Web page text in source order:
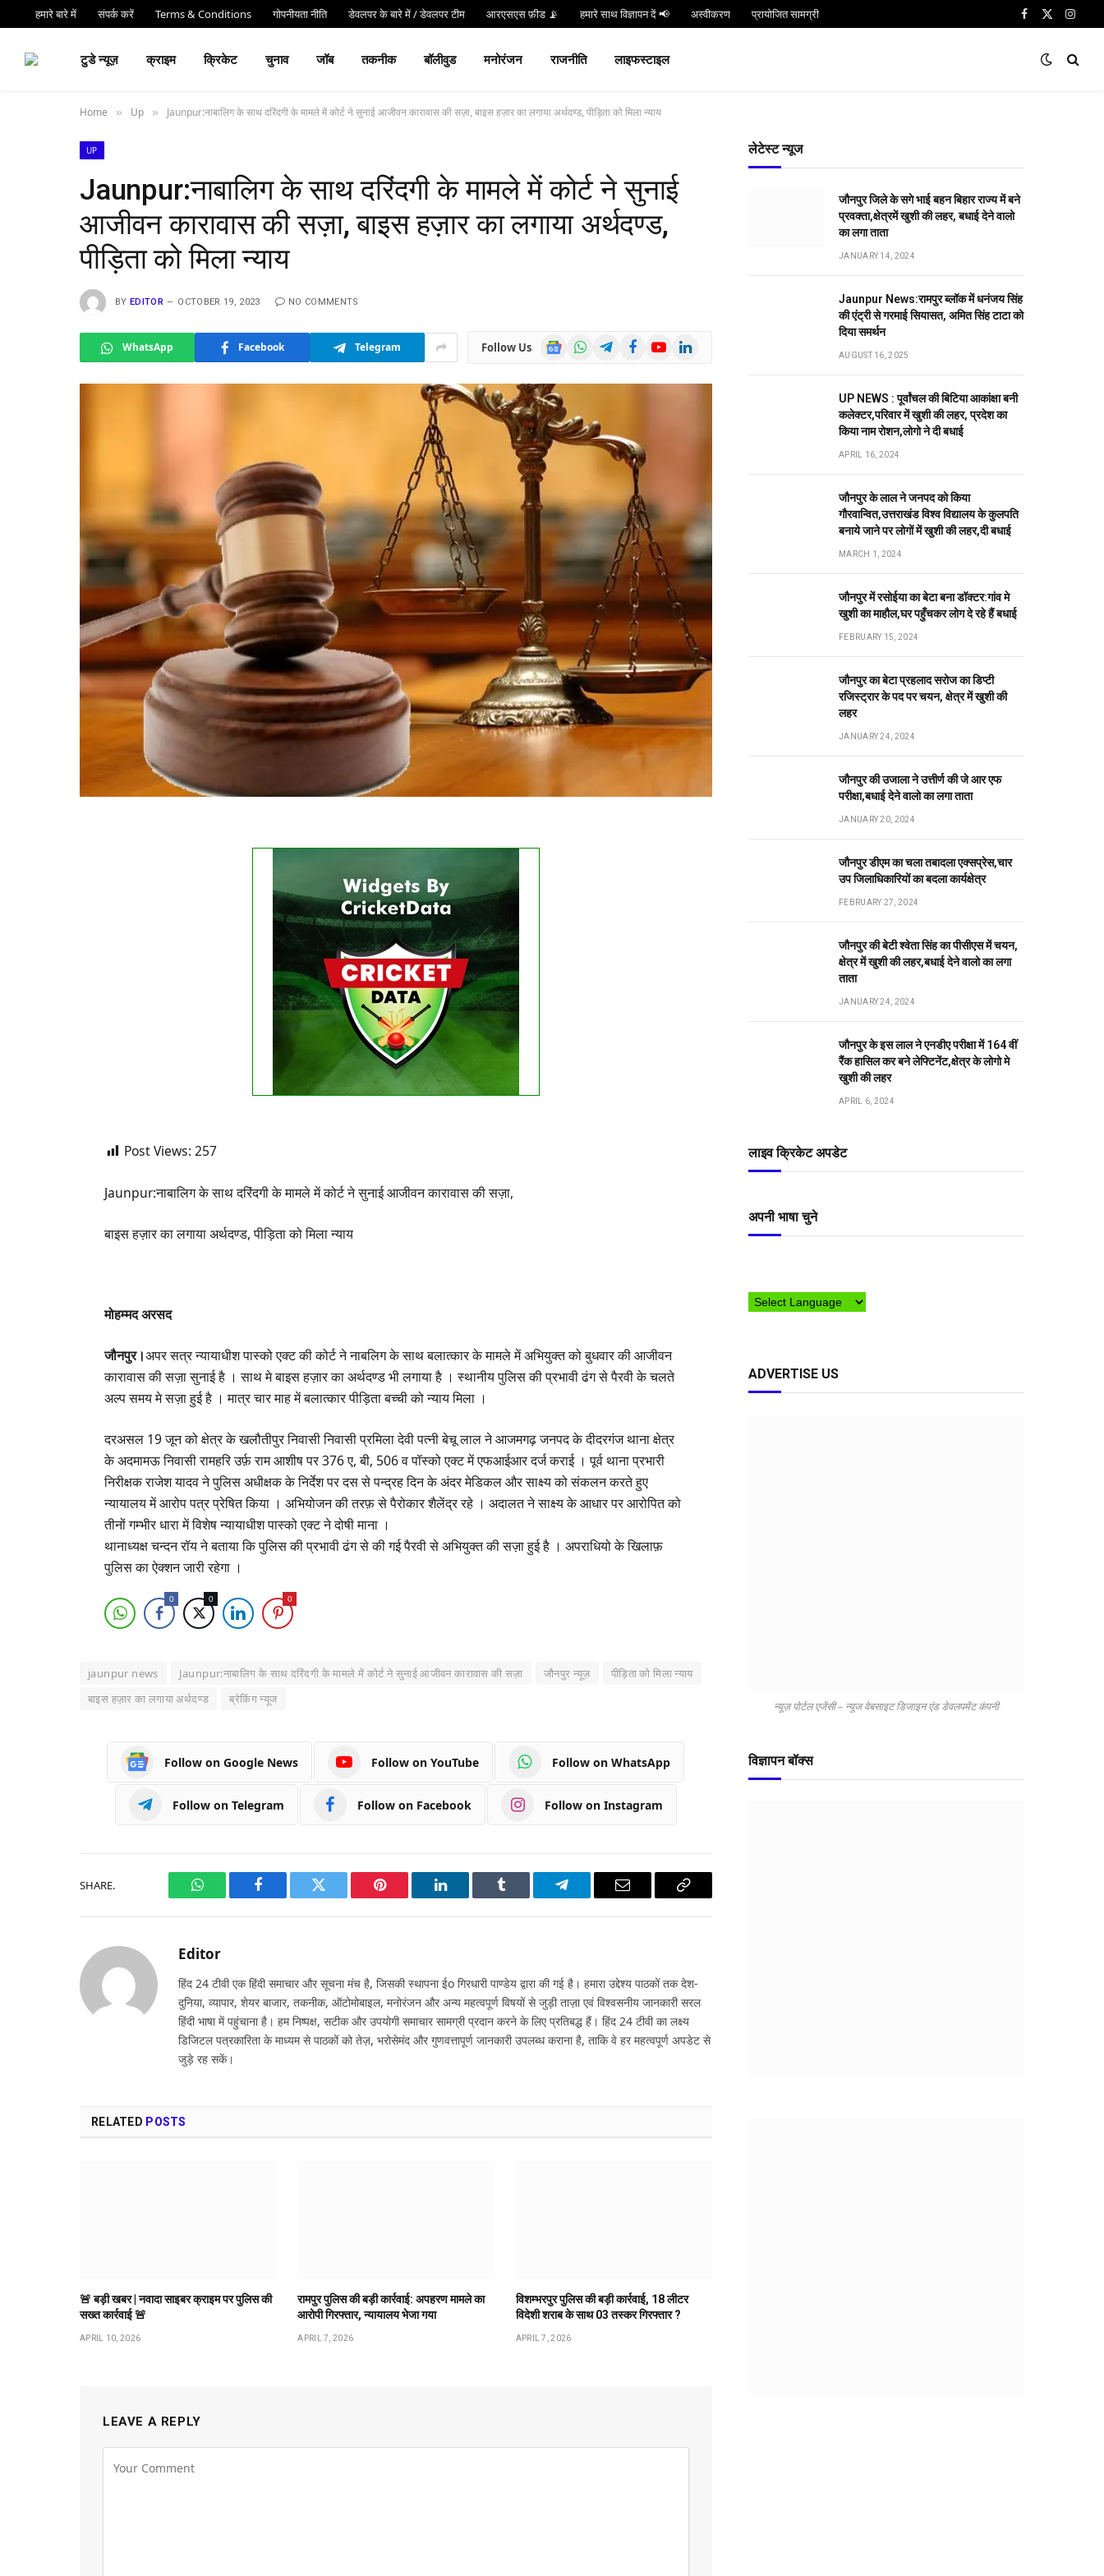
हमारे बारे में संपर्क करें Terms & Conditions गोपनीयता नीति डेवलपर के बारे में / डेवलपर टीम आरएसएस फ़ीड 📡 हमारे साथ विज्ञापन दें 📢 अस्वीकरण प्रायोजित सामग्री Facebook
X
टुडे न्यूज़ क्राइम क्रिकेट चुनाव जॉब तकनीक बॉलीवुड मनोरंजन राजनीति लाइफस्टाइल
Home » Up » Jaunpur:नाबालिग के साथ दरिंदगी के मामले में कोर्ट ने सुनाई आजीवन कारावास की सज़ा, बाइस हज़ार का लगाया अर्थदण्ड, पीड़िता को मिला न्याय
UP
Jaunpur:नाबालिग के साथ दरिंदगी के मामले में कोर्ट ने सुनाई
आजीवन कारावास की सज़ा, बाइस हज़ार का लगाया अर्थदण्ड,
पीड़िता को मिला न्याय
BY EDITOR OCTOBER 19, 2023 NO COMMENTS
WhatsApp Facebook Telegram Follow Us
Google
News
WhatsAppTelegramFacebookYouTubeLinkedIn
FIXTURE
No live matches found.
See recent results
See fixtures
Post Views: 257
Jaunpur:नाबालिग के साथ दरिंदगी के मामले में कोर्ट ने सुनाई आजीवन कारावास की सज़ा,
बाइस हज़ार का लगाया अर्थदण्ड, पीड़िता को मिला न्याय
मोहम्मद अरसद
जौनपुर।अपर सत्र न्यायाधीश पास्को एक्ट की कोर्ट ने नाबलिग के साथ बलात्कार के मामले में अभियुक्त को बुधवार की आजीवन
कारावास की सज़ा सुनाई है । साथ मे बाइस हज़ार का अर्थदण्ड भी लगाया है । स्थानीय पुलिस की प्रभावी ढंग से पैरवी के चलते
अल्प समय मे सज़ा हुई है । मात्र चार माह में बलात्कार पीड़िता बच्ची को न्याय मिला ।
दरअसल 19 जून को क्षेत्र के खलौतीपुर निवासी निवासी प्रमिला देवी पत्नी बेचू लाल ने आजमगढ़ जनपद के दीदरगंज थाना क्षेत्र
के अदमामऊ निवासी रामहरि उर्फ़ राम आशीष पर 376 ए, बी, 506 व पॉस्को एक्ट में एफआईआर दर्ज कराई । पूर्व थाना प्रभारी
निरीक्षक राजेश यादव ने पुलिस अधीक्षक के निर्देश पर दस से पन्द्रह दिन के अंदर मेडिकल और साक्ष्य को संकलन करते हुए
न्यायालय में आरोप पत्र प्रेषित किया । अभियोजन की तरफ़ से पैरोकार शैलेंद्र रहे । अदालत ने साक्ष्य के आधार पर आरोपित को
तीनों गम्भीर धारा में विशेष न्यायाधीश पास्को एक्ट ने दोषी माना ।
थानाध्यक्ष चन्दन रॉय ने बताया कि पुलिस की प्रभावी ढंग से की गई पैरवी से अभियुक्त की सज़ा हुई है । अपराधियो के खिलाफ़
पुलिस का ऐक्शन जारी रहेगा ।
0 0 0
jaunpur news Jaunpur:नाबालिग के साथ दरिंदगी के मामले में कोर्ट ने सुनाई आजीवन कारावास की सज़ा जौनपुर न्यूज़
पीड़िता को मिला न्याय
बाइस हज़ार का लगाया अर्थदण्ड
ब्रेकिंग न्यूज
Follow on Google News Follow on YouTube Follow on WhatsApp
Follow on Telegram Follow on Facebook Follow on Instagram
SHARE.
WhatsAppFacebook Twitter Pinterest LinkedIn Tumblr Telegram Email
Copy
Editor
हिंद 24 टीवी एक हिंदी समाचार और सूचना मंच है, जिसकी स्थापना ईo गिरधारी पाण्डेय द्वारा की गई है। हमारा उद्देश्य पाठकों तक देश-
दुनिया, व्यापार, शेयर बाजार, तकनीक, ऑटोमोबाइल, मनोरंजन और अन्य महत्वपूर्ण विषयों से जुड़ी ताज़ा एवं विश्वसनीय जानकारी सरल
हिंदी भाषा में पहुंचाना है। हम निष्पक्ष, सटीक और उपयोगी समाचार सामग्री प्रदान करने के लिए प्रतिबद्ध हैं। हिंद 24 टीवी का लक्ष्य
डिजिटल पत्रकारिता के माध्यम से पाठकों को तेज़, भरोसेमंद और गुणवत्तापूर्ण जानकारी उपलब्ध कराना है, ताकि वे हर महत्वपूर्ण अपडेट से
जुड़े रह सकें।
RELATED POSTS
🚨 बड़ी खबर | नवादा साइबर क्राइम पर पुलिस की
सख्त कार्रवाई 🚨
APRIL 10, 2026
रामपुर पुलिस की बड़ी कार्रवाई: अपहरण मामले का
आरोपी गिरफ्तार, न्यायालय भेजा गया
APRIL 7, 2026
विशम्भरपुर पुलिस की बड़ी कार्रवाई, 18 लीटर
विदेशी शराब के साथ 03 तस्कर गिरफ्तार ?
APRIL 7, 2026
LEAVE A REPLY
लेटेस्ट न्यूज
जौनपुर जिले के सगे भाई बहन बिहार राज्य में बने
प्रवक्ता,क्षेत्रमें खुशी की लहर, बधाई देने वालो
का लगा ताता
JANUARY 14, 2024
Jaunpur News:रामपुर ब्लॉक में धनंजय सिंह
की एंट्री से गरमाई सियासत, अमित सिंह टाटा को
दिया समर्थन
AUGUST 16, 2025
UP NEWS : पूर्वांचल की बिटिया आकांक्षा बनी
कलेक्टर,परिवार में खुशी की लहर, प्रदेश का
किया नाम रोशन,लोगो ने दी बधाई
APRIL 16, 2024
जौनपुर के लाल ने जनपद को किया
गौरवान्वित,उत्तराखंड विश्व विद्यालय के कुलपति
बनाये जाने पर लोगों में खुशी की लहर,दी बधाई
MARCH 1, 2024
जौनपुर में रसोईया का बेटा बना डॉक्टर:गांव मे
खुशी का माहौल,घर पहुँचकर लोग दे रहे हैं बधाई
FEBRUARY 15, 2024
जौनपुर का बेटा प्रहलाद सरोज का डिप्टी
रजिस्ट्रार के पद पर चयन, क्षेत्र में खुशी की
लहर
JANUARY 24, 2024
जौनपुर की उजाला ने उत्तीर्ण की जे आर एफ
परीक्षा,बधाई देने वालो का लगा ताता
JANUARY 20, 2024
जौनपुर डीएम का चला तबादला एक्सप्रेस,चार
उप जिलाधिकारियों का बदला कार्यक्षेत्र
FEBRUARY 27, 2024
जौनपुर की बेटी श्वेता सिंह का पीसीएस में चयन,
क्षेत्र में खुशी की लहर,बधाई देने वालो का लगा
ताता
JANUARY 24, 2024
जौनपुर के इस लाल ने एनडीए परीक्षा में 164 वीं
रैंक हासिल कर बने लेफ्टिनेंट,क्षेत्र के लोगो मे
खुशी की लहर
APRIL 6, 2024
लाइव क्रिकेट अपडेट
अपनी भाषा चुने
ADVERTISE US
न्यूज़ पोर्टल एजेंसी – न्यूज वेबसाइट डिजाइन एंड डेवलपमेंट कंपनी
विज्ञापन बॉक्स
⏰ देर न करेंHind 24 TV App डाउनलोड करें और पाएं Live Breaking News!